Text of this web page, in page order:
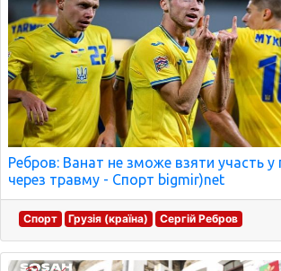
Ребров: Ванат не зможе взяти участь у
через травму - Спорт bigmir)net
Спорт Грузія (країна) Сергій Ребров